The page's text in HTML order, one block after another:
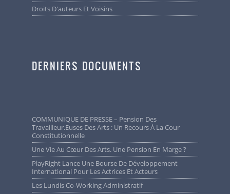
Droits D'auteurs Et Voisins
DERNIERS DOCUMENTS
COMMUNIQUE DE PRESSE – Pension Des
Travailleur.euses Des Arts : Un Recours À La Cour
Constitutionnelle
Une Vie Au Cœur Des Arts. Une Pension En Marge ?
PlayRight Lance Une Bourse De Développement
International Pour Les Actrices Et Acteurs
Les Lundis Co-Working Administratif